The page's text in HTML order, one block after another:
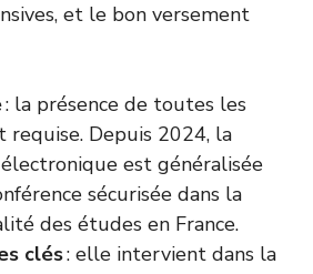
et le bon versement
: la présence de toutes les
requise. Depuis 2024, la
est généralisée
sécurisée dans la
des études en France.
clés: elle intervient dans la